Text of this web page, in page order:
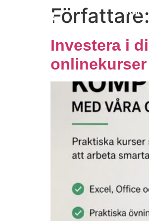
Start
Författare:
Investera i
onlinekurser